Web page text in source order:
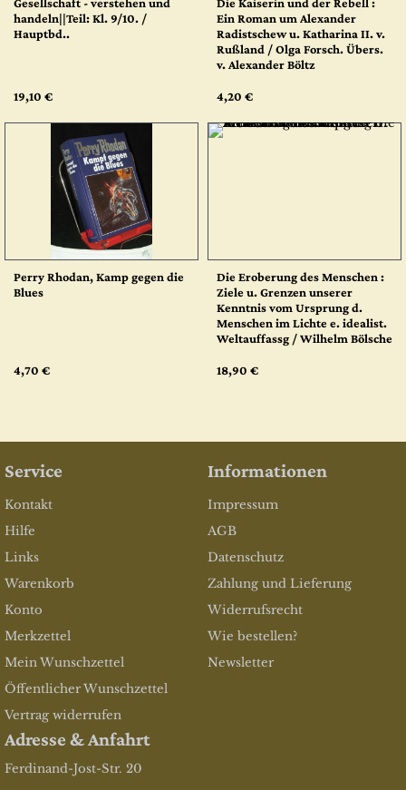
handeln||Teil: Kl. 9/10. /
Hauptbd..
19,10 €
Ein Roman um Alexander
Radistschew u. Katharina II. v.
Rußland / Olga Forsch. Übers.
v. Alexander Böltz
4,20 €
Perry Rhodan, Kamp gegen die
Blues
4,70 €
Die Eroberung des Menschen :
Ziele u. Grenzen unserer
Kenntnis vom Ursprung d.
Menschen im Lichte e. idealist.
Weltauffassg / Wilhelm Bölsche
18,90 €
Service
Kontakt
Hilfe
Links
Warenkorb
Konto
Merkzettel
Mein Wunschzettel
Öffentlicher Wunschzettel
Vertrag widerrufen
Informationen
Impressum
AGB
Datenschutz
Zahlung und Lieferung
Widerrufsrecht
Wie bestellen?
Newsletter
Adresse & Anfahrt
Ferdinand-Jost-Str. 20